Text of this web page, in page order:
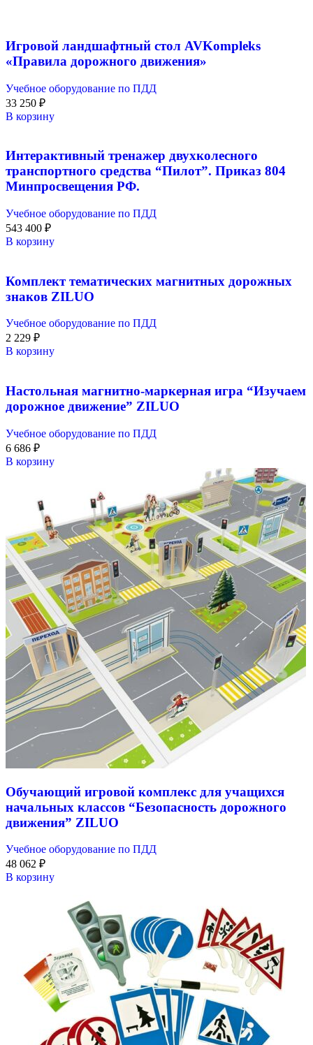
Игровой ландшафтный стол AVKompleks
«Правила дорожного движения»
Учебное оборудование по ПДД
33 250 ₽
В корзину
Интерактивный тренажер двухколесного
транспортного средства “Пилот”. Приказ 804
Минпросвещения РФ.
Учебное оборудование по ПДД
543 400 ₽
В корзину
Комплект тематических магнитных дорожных
знаков ZILUO
Учебное оборудование по ПДД
2 229 ₽
В корзину
Настольная магнитно-маркерная игра “Изучаем
дорожное движение” ZILUO
Учебное оборудование по ПДД
6 686 ₽
В корзину
Обучающий игровой комплекс для учащихся
начальных классов “Безопасность дорожного
движения” ZILUO
Учебное оборудование по ПДД
48 062 ₽
В корзину